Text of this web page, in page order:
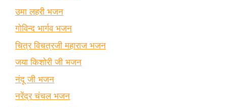
उमा लहरी भजन
गोविन्द भार्गव भजन
चित्र विचत्रजी महाराज भजन
जया किशोरी जी भजन
नंदू जी भजन
नरेंद्र चंचल भजन